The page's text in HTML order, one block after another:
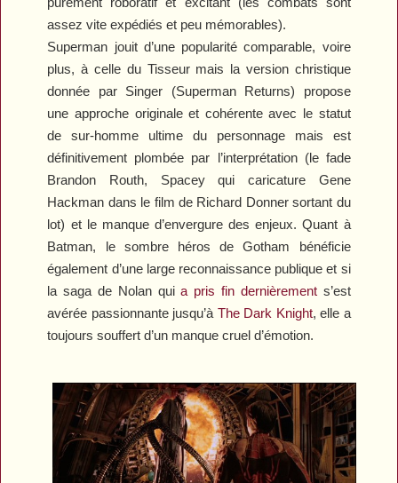
assez vite expédiés et peu mémorables).
Superman jouit d’une popularité comparable, voire
plus, à celle du Tisseur mais la version christique
donnée par Singer (Superman Returns) propose
une approche originale et cohérente avec le statut
de sur-homme ultime du personnage mais est
définitivement plombée par l’interprétation (le fade
Brandon Routh, Spacey qui caricature Gene
Hackman dans le film de Richard Donner sortant du
lot) et le manque d’envergure des enjeux. Quant à
Batman, le sombre héros de Gotham bénéficie
également d’une large reconnaissance publique et si
la saga de Nolan quia pris fin dernièrements’est
avérée passionnante jusqu’à The Dark Knight, elle a
toujours souffert d’un manque cruel d’émotion.